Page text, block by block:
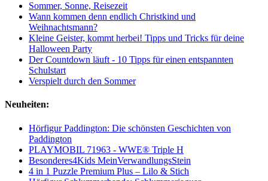
Sommer, Sonne, Reisezeit
Wann kommen denn endlich Christkind und
Weihnachtsmann?
Kleine Geister, kommt herbei! Tipps und Tricks für deine
Halloween Party
Der Countdown läuft - 10 Tipps für einen entspannten
Schulstart
Verspielt durch den Sommer
Neuheiten:
Hörfigur Paddington: Die schönsten Geschichten von
Paddington
PLAYMOBIL 71963 - WWE® Triple H
Besonderes4Kids MeinVerwandlungsStein
4 in 1 Puzzle Premium Plus – Lilo & Stich